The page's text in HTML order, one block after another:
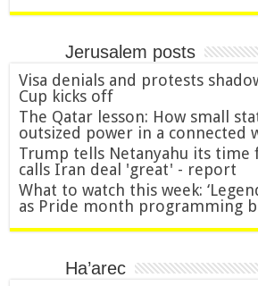
Jerusalem posts
Visa denials and protests
Cup kicks off
The Qatar lesson: How small
outsized power in a connected
Trump tells Netanyahu its time
calls Iran deal 'great' - report
What to watch this week:
as Pride month programming
Ha’arec